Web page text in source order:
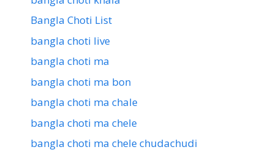
Bangla Choti List
bangla choti live
bangla choti ma
bangla choti ma bon
bangla choti ma chale
bangla choti ma chele
bangla choti ma chele chudachudi